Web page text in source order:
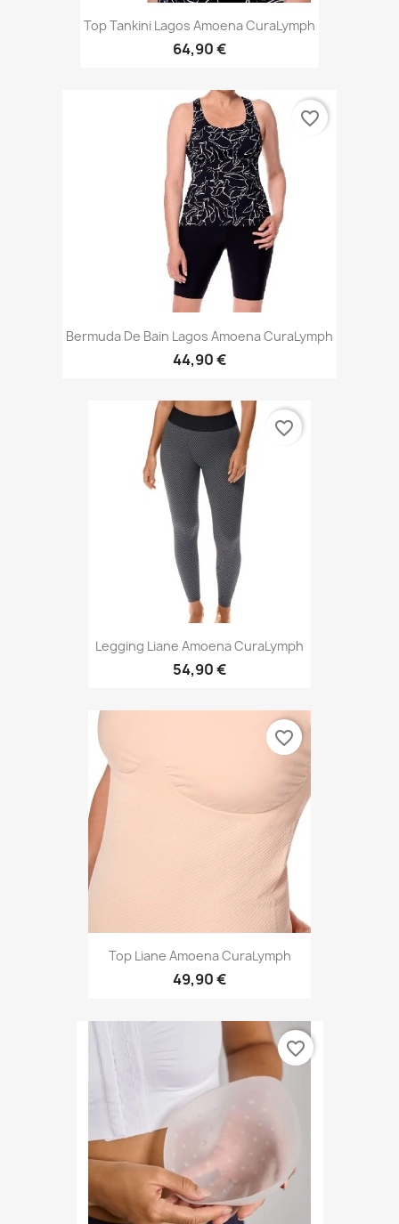
Top Tankini Lagos Amoena CuraLymph
64,90 €
Bermuda De Bain Lagos Amoena CuraLymph
44,90 €
favorite_border
Legging Liane Amoena CuraLymph
54,90 €
favorite_border
Top Liane Amoena CuraLymph
49,90 €
favorite_border
favorite_border